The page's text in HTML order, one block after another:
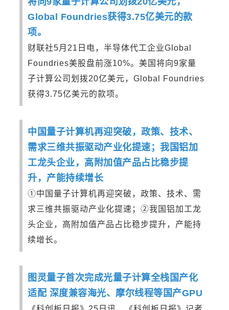
Global Foundries获得3.75亿美元的款
项。
财联社5月21日电，半导体代工企业Global
Foundries美股盘前涨10%。美国将向9家量
子计算公司划拨20亿美元，Global Foundries
获得3.75亿美元的款项。
中国量子计算机再迎突破，政策、技术、
需求三维共振驱动产业化提速；我国铝加
工龙头企业，高附加值产品占比稳步提
升，产能持续增长
①中国量子计算机再迎突破，政策、技术、需
求三维共振驱动产业化提速； ②我国铝加工龙
头企业，高附加值产品占比稳步提升，产能持
续增长。
图灵量子首次完成光量子计算全栈国产化
适配 深度兼容海光、摩尔线程等国产GPU